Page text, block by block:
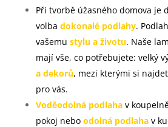
Při tvorbě úžasného domova je
volba dokonalé podlahy.
vašemu stylu a životu. Naše
mají vše, co potřebujete: velký
a dekorů, mezi kterými si
pro vás.
Voděodolná podlahav
pokoj nebo odolná podlahav